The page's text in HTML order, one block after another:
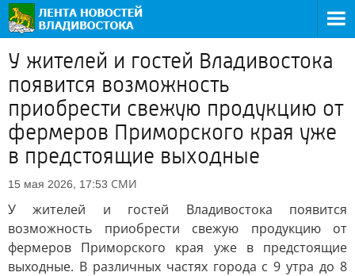
У жителей и гостей Владивостока
появится возможность
приобрести свежую продукцию от
фермеров Приморского края уже
в предстоящие выходные
15 мая 2026, 17:53 СМИ
У жителей и гостей Владивостока появится
возможность приобрести свежую продукцию от
фермеров Приморского края уже в предстоящие
выходные. В различных частях города с 9 утра до 8